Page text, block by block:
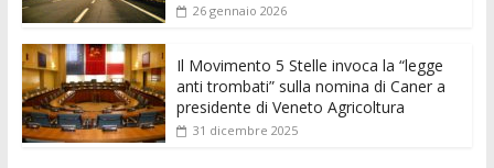
26 gennaio 2026
Il Movimento 5 Stelle invoca la “legge
anti trombati” sulla nomina di Caner a
presidente di Veneto Agricoltura
31 dicembre 2025